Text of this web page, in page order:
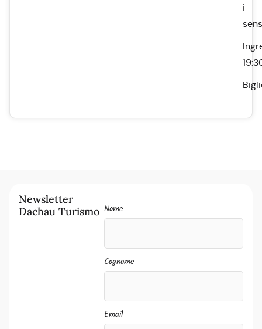
i
Newsletter
Dachau Turismo Nome
Cognome
Email